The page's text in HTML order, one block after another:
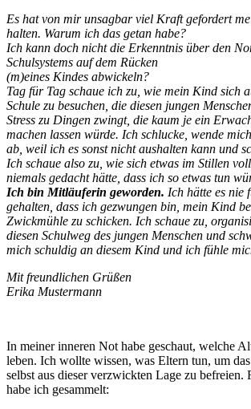
Es hat von mir unsagbar viel Kraft gefordert
halten. Warum ich das getan habe?
Ich kann doch nicht die Erkenntnis über den
Schulsystems auf dem Rücken
(m)eines Kindes abwickeln?
Tag für Tag schaue ich zu, wie mein Kind sich
Schule zu besuchen, die diesen jungen
Stress zu Dingen zwingt, die kaum je ein
machen lassen würde. Ich schlucke, wende
ab, weil ich es sonst nicht aushalten kann und
Ich schaue also zu, wie sich etwas im Stillen
niemals gedacht hätte, dass ich so etwas tun
Ich bin Mitläuferin geworden. Ich hätte es nie
gehalten, dass ich gezwungen bin, mein Kind
Zwickmühle zu schicken. Ich schaue zu,
diesen Schulweg des jungen Menschen und
mich schuldig an diesem Kind und ich fühle
Mit freundlichen Grüßen
Erika Mustermann
In meiner inneren Not habe geschaut, welche
leben. Ich wollte wissen, was Eltern tun, um
selbst aus dieser verzwickten Lage zu befreien.
habe ich gesammelt: